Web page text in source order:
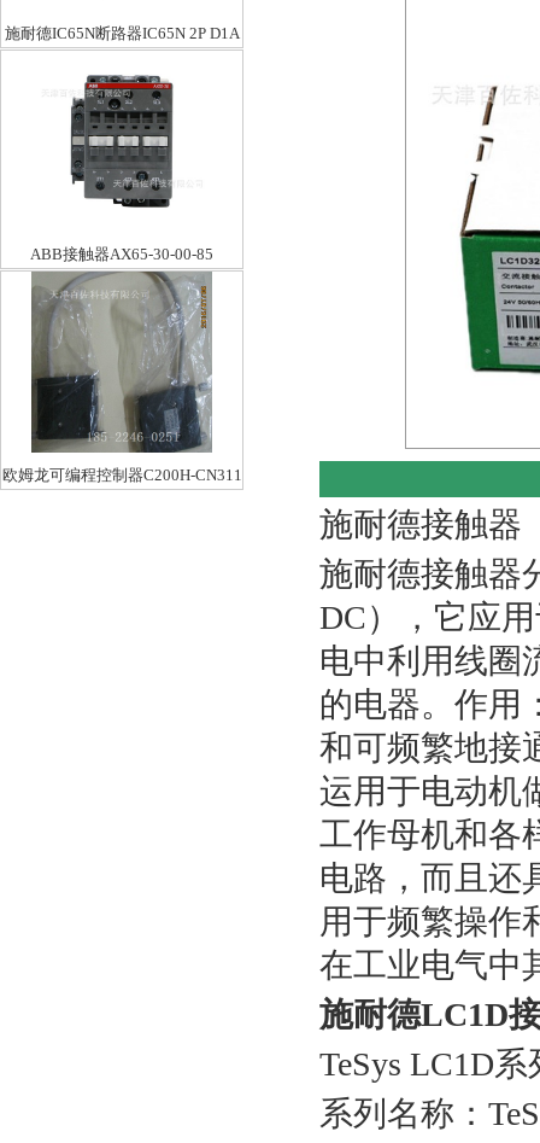
施耐德IC65N断路器IC65N 2P D1A
ABB接触器AX65-30-00-85
欧姆龙可编程控制器C200H-CN311
施耐德接触器
施耐德接触器
DC），它应
电中利用线圈
的电器。作用
和可频繁地接
运用于电动机
工作母机和各
电路，而且还
用于频繁操作
在工业电气中
施耐德LC1D
TeSys LC1D
系列名称：